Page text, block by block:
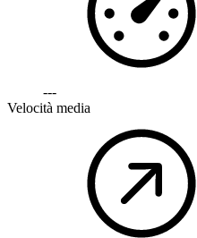
---
Velocità media